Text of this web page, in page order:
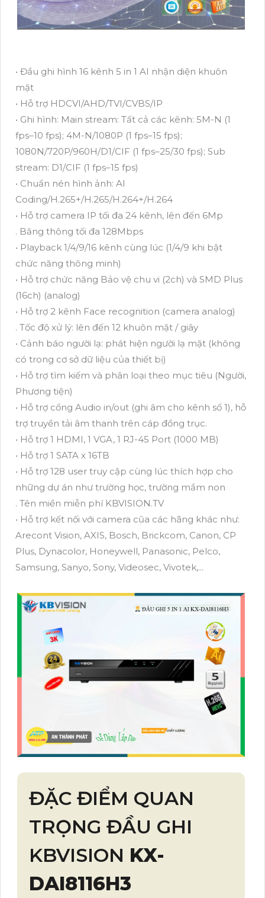
• Đầu ghi hình 16 kênh 5 in 1 AI nhận diện khuôn
mặt
• Hỗ trợ HDCVI/AHD/TVI/CVBS/IP
• Ghi hình: Main stream: Tất cả các kênh: 5M-N (1
fps–10 fps); 4M-N/1080P (1 fps–15 fps);
1080N/720P/960H/D1/CIF (1 fps–25/30 fps); Sub
stream: D1/CIF (1 fps–15 fps)
• Chuẩn nén hình ảnh: AI
Coding/H.265+/H.265/H.264+/H.264
• Hỗ trợ camera IP tối đa 24 kênh, lên đến 6Mp
. Băng thông tối đa 128Mbps
• Playback 1/4/9/16 kênh cùng lúc (1/4/9 khi bật
chức năng thông minh)
• Hỗ trợ chức năng Bảo vệ chu vi (2ch) và SMD Plus
(16ch) (analog)
• Hỗ trợ 2 kênh Face recognition (camera analog)
. Tốc độ xử lý: lên đến 12 khuôn mặt / giây
• Cảnh báo người lạ: phát hiện người lạ mặt (không
có trong cơ sở dữ liệu của thiết bị)
• Hỗ trợ tìm kiếm và phân loại theo mục tiêu (Người,
Phương tiện)
• Hỗ trợ cổng Audio in/out (ghi âm cho kênh số 1), hỗ
trợ truyền tải âm thanh trên cáp đồng trục.
• Hỗ trợ 1 HDMI, 1 VGA, 1 RJ-45 Port (1000 MB)
• Hỗ trợ 1 SATA x 16TB
• Hỗ trợ 128 user truy cập cùng lúc thích hợp cho
những dự án như trường học, trường mầm non
. Tên miền miễn phí KBVISION.TV
• Hỗ trợ kết nối với camera cũa các hãng khác như:
Arecont Vision, AXIS, Bosch, Brickcom, Canon, CP
Plus, Dynacolor, Honeywell, Panasonic, Pelco,
Samsung, Sanyo, Sony, Videosec, Vivotek,...
ĐẶC ĐIỂM QUAN
TRỌNG ĐẦU GHI
KBVISION KX-
DAI8116H3